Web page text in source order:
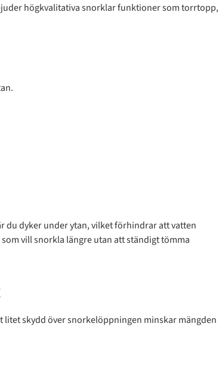
högkvalitativa snorklar funktioner som torrtopp,
du dyker under ytan, vilket förhindrar att vatten
vill snorkla längre utan att ständigt tömma
litet skydd över snorkelöppningen minskar mängden